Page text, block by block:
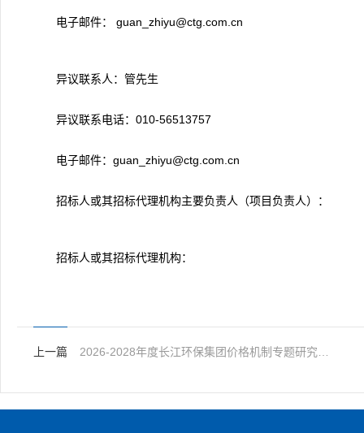
电子邮件： guan_zhiyu@ctg.com.cn
异议联系人：管先生
异议联系电话：010-56513757
电子邮件：guan_zhiyu@ctg.com.cn
招标人或其招标代理机构主要负责人（项目负责人）：
招标人或其招标代理机构：
上一篇